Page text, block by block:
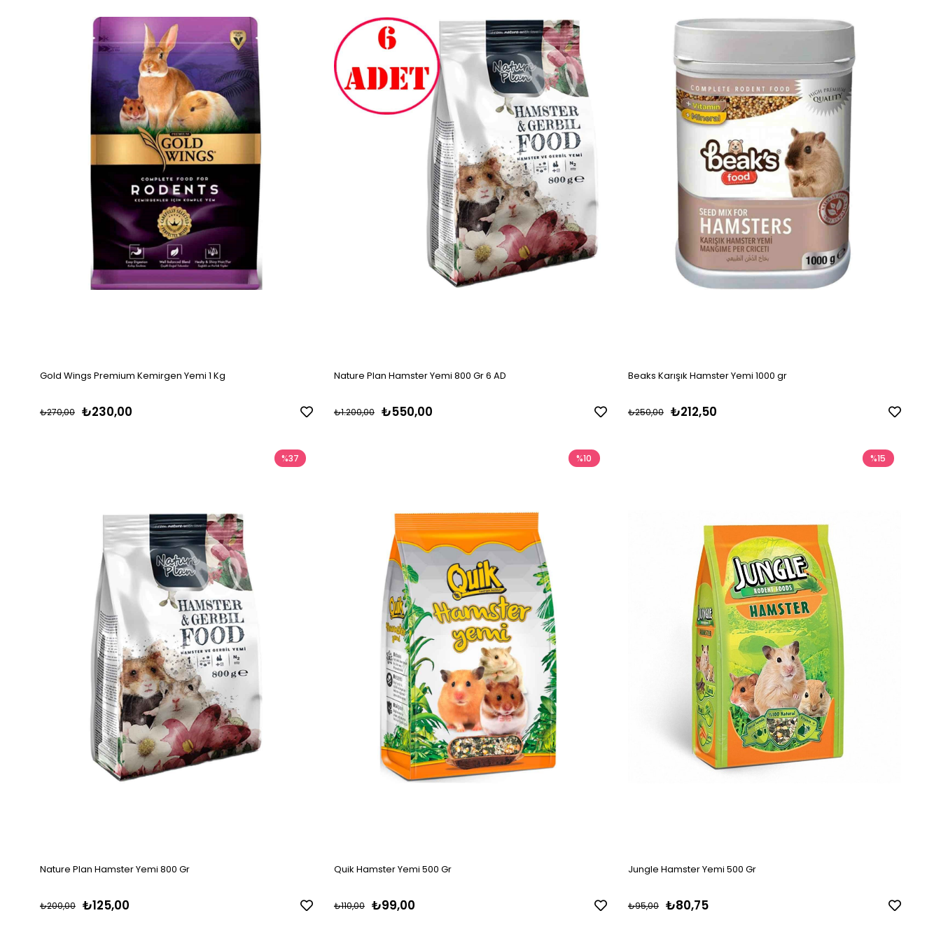
Gold Wings Premium Kemirgen Yemi 1 Kg
₺230,00
₺270,00
Nature Plan Hamster Yemi 800 Gr 6 AD
₺550,00
₺1.200,00
Beaks Karışık Hamster Yemi 1000 gr
₺212,50
₺250,00
Nature Plan Hamster Yemi 800 Gr
₺125,00
₺200,00
%37
Quik Hamster Yemi 500 Gr
₺99,00
₺110,00
%10
Jungle Hamster Yemi 500 Gr
₺80,75
₺95,00
%15